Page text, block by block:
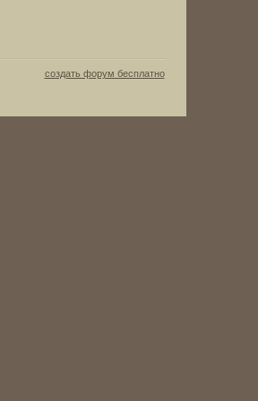
создать форум бесплатно